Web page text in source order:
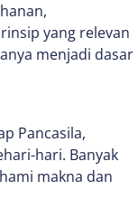
yang relevan
menjadi dasar
Pancasila,
hari. Banyak
makna dan